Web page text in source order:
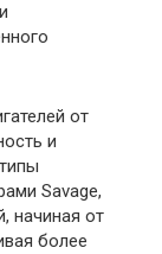
от
и
Savage,
начиная от
более